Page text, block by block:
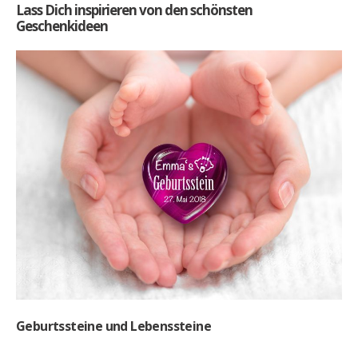
Lass Dich inspirieren von den schönsten
Geschenkideen
Geburtssteine und Lebenssteine